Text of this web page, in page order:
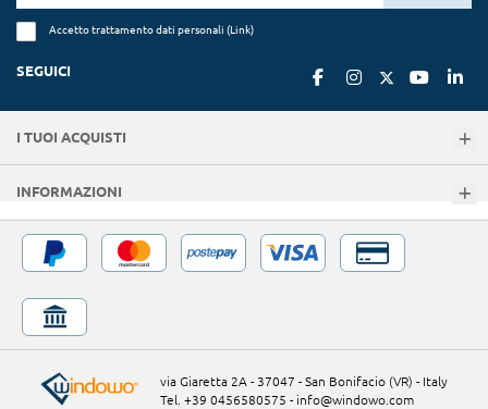
Accetto trattamento dati personali (Link)
SEGUICI
I TUOI ACQUISTI
INFORMAZIONI
via Giaretta 2A - 37047 - San Bonifacio (VR) - Italy
Tel. +39 0456580575 - info@windowo.com